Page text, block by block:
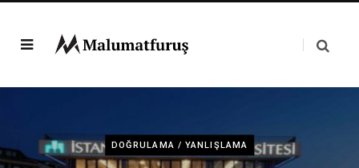
DOĞRULAMA / YANLIŞLAMA